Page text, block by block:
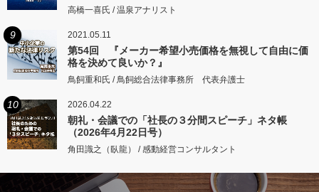
高橋一喜氏 / 温泉アナリスト
9 2021.05.11
第54回 『メーカー希望小売価格を無視して自由に価
格を決めて良いか？』
鳥飼重和氏 / 鳥飼総合法律事務所 代表弁護士
10 2026.04.22
朝礼・会議での「社長の３分間スピーチ」ネタ帳
（2026年4月22日号）
角田識之（臥龍） / 感動経営コンサルタント